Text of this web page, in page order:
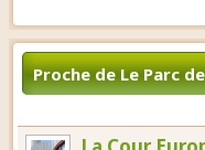
Proche de Le Parc